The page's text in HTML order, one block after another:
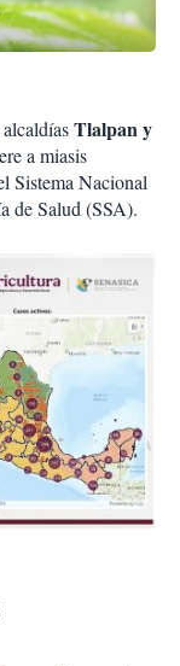
Tlalpan y
a miasis
Sistema Nacional
de Salud (SSA).